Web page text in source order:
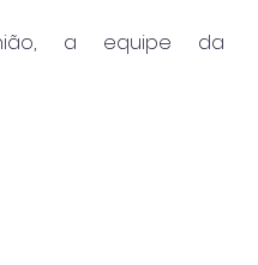
a equipe da